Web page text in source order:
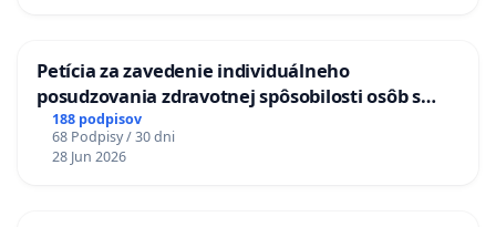
Petícia za zavedenie individuálneho
posudzovania zdravotnej spôsobilosti osôb s
diabetom 1. a 2. typu pri prijímaní do
Policajného zboru SR
188 podpisov
68 Podpisy / 30 dni
28 Jun 2026